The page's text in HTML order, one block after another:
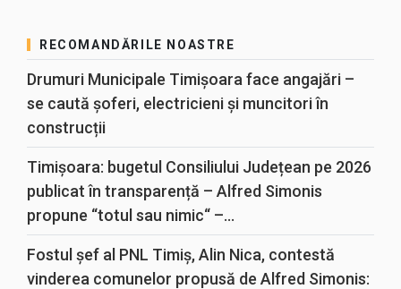
RECOMANDĂRILE NOASTRE
Drumuri Municipale Timișoara face angajări –
se caută șoferi, electricieni și muncitori în
construcții
Timișoara: bugetul Consiliului Județean pe 2026
publicat în transparență – Alfred Simonis
propune “totul sau nimic“ –...
Fostul șef al PNL Timiș, Alin Nica, contestă
vinderea comunelor propusă de Alfred Simonis: